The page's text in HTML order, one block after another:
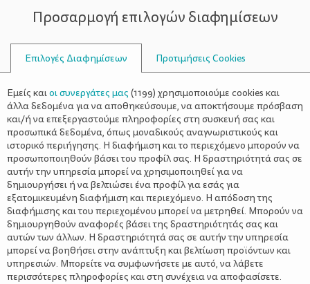
ΣΥΜΒΟΥΛΟΙ
ΘΈΑΤΡΟ ΠΌΡΤΑ
Προσαρμογή επιλογών διαφημίσεων
Επιλογές Διαφημίσεων Προτιμήσεις Cookies
Εμείς καιοι συνεργάτες μας (1199) χρησιμοποιούμε cookies και
άλλα δεδομένα για να αποθηκεύσουμε, να αποκτήσουμε πρόσβαση
και/ή να επεξεργαστούμε πληροφορίες στη συσκευή σας και
προσωπικά δεδομένα, όπως μοναδικούς αναγνωριστικούς και
ιστορικό περιήγησης. Η διαφήμιση και το περιεχόμενο μπορούν να
προσωποποιηθούν βάσει του προφίλ σας. Η δραστηριότητά σας σε
αυτήν την υπηρεσία μπορεί να χρησιμοποιηθεί για να
δημιουργήσει ή να βελτιώσει ένα προφίλ για εσάς για
εξατομικευμένη διαφήμιση και περιεχόμενο. Η απόδοση της
διαφήμισης και του περιεχομένου μπορεί να μετρηθεί. Μπορούν να
δημιουργηθούν αναφορές βάσει της δραστηριότητάς σας και
αυτών των άλλων. Η δραστηριότητά σας σε αυτήν την υπηρεσία
μπορεί να βοηθήσει στην ανάπτυξη και βελτίωση προϊόντων και
υπηρεσιών. Μπορείτε να συμφωνήσετε με αυτό, να λάβετε
περισσότερες πληροφορίες και στη συνέχεια να αποφασίσετε.